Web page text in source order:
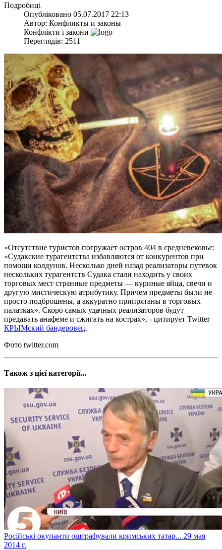
Подробиці
Опубліковано 05.07.2017 22:13
Автор: Конфликты и законы
Конфлікти і закони
Переглядів: 2511
«Отсутствие туристов погружает остров 404 в средневековье:
«Судакские турагентства избавляются от конкурентов при
помощи колдунов. Несколько дней назад реализаторы путевок
нескольких турагентств Судака стали находить у своих
торговых мест странные предметы — куриные яйца, свечи и
другую мистическую атрибутику. Причем предметы были не
просто подброшены, а аккуратно припрятаны в торговых
палатках». Скоро самых удачных реализаторов будут
предавать анафеме и сжигать на кострах», - цитирует Twitter
КРЫМский бандеровец.
Фото twitter.com
Також з цієї категорії...
Російські окупанти оштрафували кримських татар... 29 мая
2014 г.